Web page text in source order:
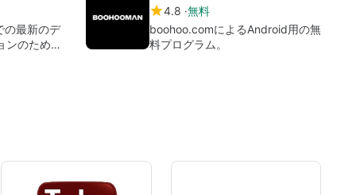
の最新のデ
ンのための
4.8 無料
boohoo.comによるAndroid用の無
料プログラム。